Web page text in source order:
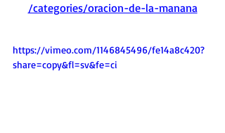
/categories/oracion-de-la-manana
https://vimeo.com/1146845496/fe14a8c420?
share=copy&fl=sv&fe=ci